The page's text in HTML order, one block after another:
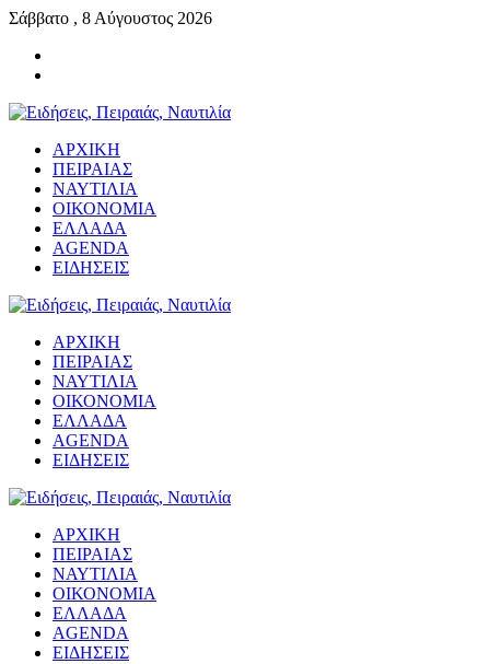
Σάββατο , 8 Αύγουστος 2026
ΑΡΧΙΚΗ
ΠΕΙΡΑΙΑΣ
ΝΑΥΤΙΛΙΑ
ΟΙΚΟΝΟΜΙΑ
ΕΛΛΑΔΑ
AGENDA
ΕΙΔΗΣΕΙΣ
ΑΡΧΙΚΗ
ΠΕΙΡΑΙΑΣ
ΝΑΥΤΙΛΙΑ
ΟΙΚΟΝΟΜΙΑ
ΕΛΛΑΔΑ
AGENDA
ΕΙΔΗΣΕΙΣ
ΑΡΧΙΚΗ
ΠΕΙΡΑΙΑΣ
ΝΑΥΤΙΛΙΑ
ΟΙΚΟΝΟΜΙΑ
ΕΛΛΑΔΑ
AGENDA
ΕΙΔΗΣΕΙΣ